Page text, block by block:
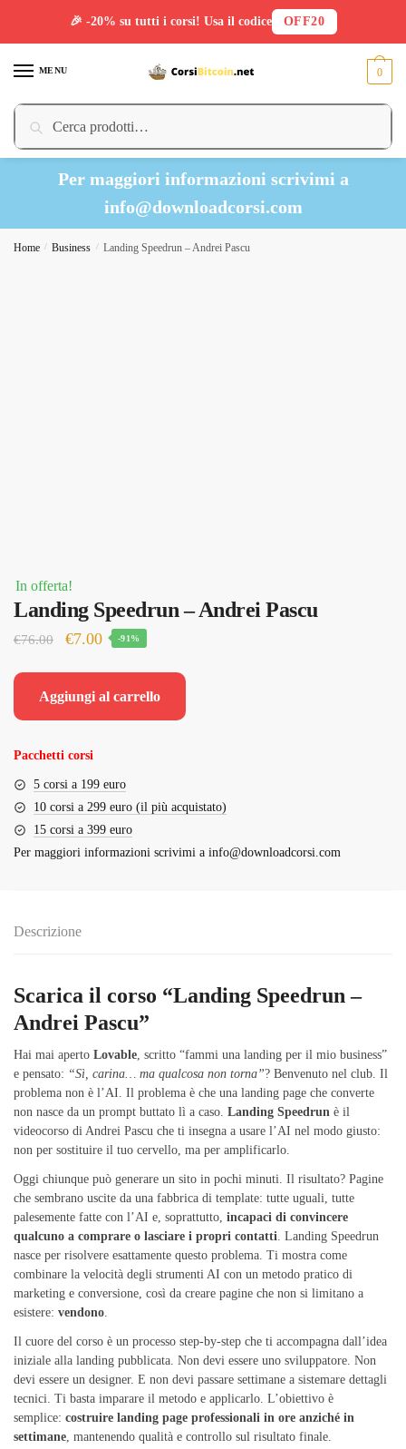
MENU
Cerca:
Cerca
0
Per maggiori informazioni scrivimi a
info@downloadcorsi.com
Home / Business / Landing Speedrun – Andrei Pascu
In offerta!
Landing Speedrun – Andrei Pascu
€76.00
Il
originale
€7.00Il
-91%
Aggiungi al carrello
Pacchetti corsi
5 corsi a 199 euro
10 corsi a 299 euro (il più acquistato)
15 corsi a 399 euro
Per maggiori informazioni scrivimi a info@downloadcorsi.com
Descrizione
Scarica il corso “Landing Speedrun –
Andrei Pascu”
Hai mai aperto Lovable , scritto “fammi una landing per il mio business”
e pensato: “Sì, carina… ma qualcosa non torna”? Benvenuto nel club. Il
problema non è l’AI. Il problema è che una landing page che converte
non nasce da un prompt buttato lì a caso. Landing Speedrun è il
videocorso di Andrei Pascu che ti insegna a usare l’AI nel modo giusto:
non per sostituire il tuo cervello, ma per amplificarlo.
Oggi chiunque può generare un sito in pochi minuti. Il risultato? Pagine
che sembrano uscite da una fabbrica di template: tutte uguali, tutte
palesemente fatte con l’AI e, soprattutto, incapaci di convincere
qualcuno a comprare o lasciare i propri contatti . Landing Speedrun
nasce per risolvere esattamente questo problema. Ti mostra come
combinare la velocità degli strumenti AI con un metodo pratico di
marketing e conversione, così da creare pagine che non si limitano a
esistere: vendono
Il cuore del corso è un processo step-by-step che ti accompagna dall’idea
iniziale alla landing pubblicata. Non devi essere uno sviluppatore. Non
devi essere un designer. E non devi passare settimane a sistemare dettagli
tecnici. Ti basta imparare il metodo e applicarlo. L’obiettivo è
semplice: costruire landing page professionali in ore anziché in
settimane, mantenendo qualità e controllo sul risultato finale.
🎉 -20% su tutti i corsi! Usa il codice OFF20